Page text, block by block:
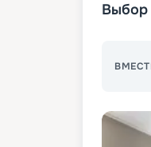
Выбор